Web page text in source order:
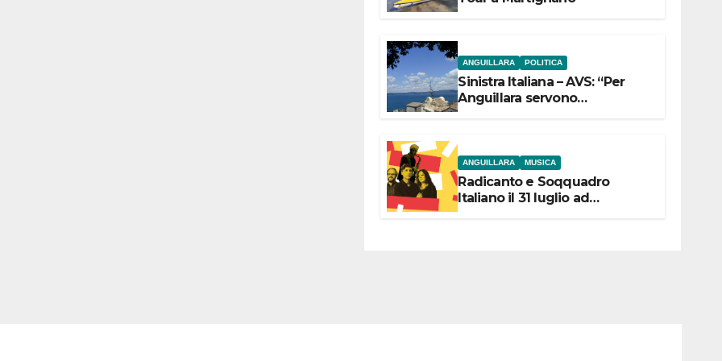
ANGUILLARA POLITICA
Sinistra Italiana – AVS: “Per
Anguillara servono
ANGUILLARA MUSICA
Radicanto e Soqquadro
Italiano il 31 luglio ad